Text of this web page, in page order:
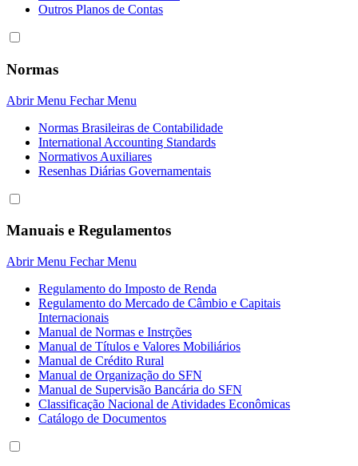
Outros Planos de Contas
Normas
Abrir Menu Fechar Menu
Normas Brasileiras de Contabilidade
International Accounting Standards
Normativos Auxiliares
Resenhas Diárias Governamentais
Manuais e Regulamentos
Abrir Menu Fechar Menu
Regulamento do Imposto de Renda
Regulamento do Mercado de Câmbio e Capitais
Internacionais
Manual de Normas e Instrções
Manual de Títulos e Valores Mobiliários
Manual de Crédito Rural
Manual de Organização do SFN
Manual de Supervisão Bancária do SFN
Classificação Nacional de Atividades Econômicas
Catálogo de Documentos